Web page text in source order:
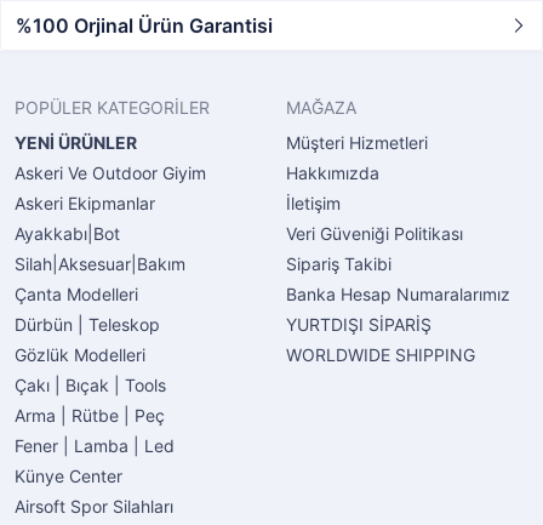
%100 Orjinal Ürün Garantisi
POPÜLER KATEGORİLER
YENİ ÜRÜNLER
Askeri Ve Outdoor Giyim
Askeri Ekipmanlar
Ayakkabı|Bot
Silah|Aksesuar|Bakım
Çanta Modelleri
Dürbün | Teleskop
Gözlük Modelleri
Çakı | Bıçak | Tools
Arma | Rütbe | Peç
Fener | Lamba | Led
Künye Center
Airsoft Spor Silahları
MAĞAZA
Müşteri Hizmetleri
Hakkımızda
İletişim
Veri Güveniği Politikası
Sipariş Takibi
Banka Hesap Numaralarımız
YURTDIŞI SİPARİŞ
WORLDWIDE SHIPPING